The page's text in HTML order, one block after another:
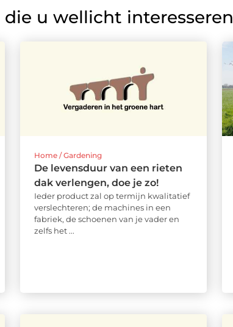
die u wellicht interesseren
Home / Gardening
De levensduur van een rieten
dak verlengen, doe je zo!
Ieder product zal op termijn kwalitatief
verslechteren; de machines in een
fabriek, de schoenen van je vader en
zelfs het ...